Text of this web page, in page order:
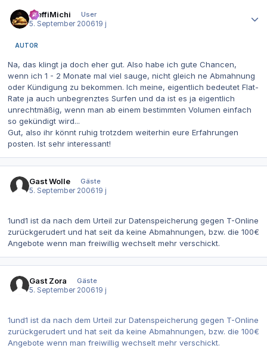
SteffiMichi
User
5. September 200619 j
AUTOR
Na, das klingt ja doch eher gut. Also habe ich gute Chancen,
wenn ich 1 - 2 Monate mal viel sauge, nicht gleich ne Abmahnung
oder Kündigung zu bekommen. Ich meine, eigentlich bedeutet Flat-
Rate ja auch unbegrenztes Surfen und da ist es ja eigentlich
unrechtmäßig, wenn man ab einem bestimmten Volumen einfach
so gekündigt wird...
Gut, also ihr könnt ruhig trotzdem weiterhin eure Erfahrungen
posten. Ist sehr interessant!
Gast Wolle
Gäste
5. September 200619 j
1und1 ist da nach dem Urteil zur Datenspeicherung gegen T-Online
zurückgerudert und hat seit da keine Abmahnungen, bzw. die 100€
Angebote wenn man freiwillig wechselt mehr verschickt.
Gast Zora
Gäste
5. September 200619 j
1und1 ist da nach dem Urteil zur Datenspeicherung gegen T-Online
zurückgerudert und hat seit da keine Abmahnungen, bzw. die 100€
Angebote wenn man freiwillig wechselt mehr verschickt.